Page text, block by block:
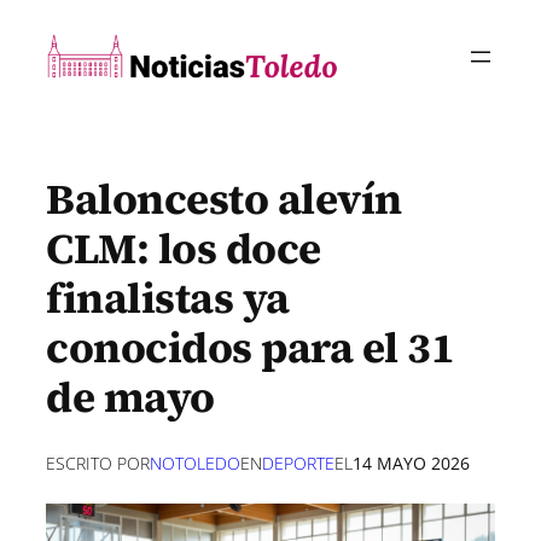
contenido
Baloncesto alevín
CLM: los doce
finalistas ya
conocidos para el 31
de mayo
ESCRITO PORNOTOLEDOENDEPORTEEL14 MAYO 2026